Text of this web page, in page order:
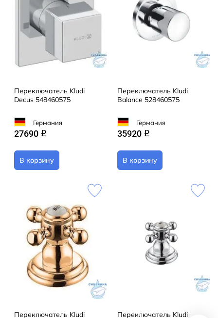
Переключатель Kludi
Decus 548460575
Германия
27690 q
В корзину
Переключатель Kludi
Balance 528460575
Германия
35920 q
В корзину
Переключатель Kludi Переключатель Kludi